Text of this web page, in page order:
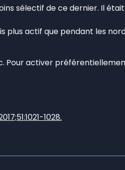
sélectif de ce dernier. Il
plus actif que pendant les
Pour activer
1028.